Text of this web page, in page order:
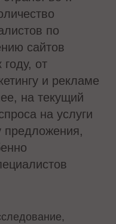
по
сайтов
от
и рекламе
на текущий
на услуги